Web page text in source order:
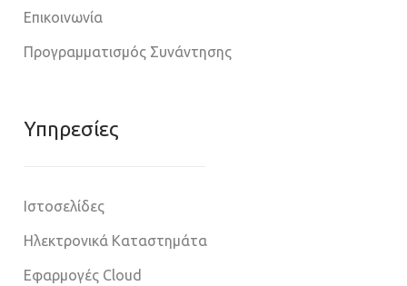
Επικοινωνία
Προγραμματισμός Συνάντησης
Υπηρεσίες
Ιστοσελίδες
Ηλεκτρονικά Καταστημάτα
Εφαρμογές Cloud